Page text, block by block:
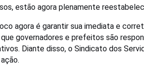
estão agora plenamente
agora é garantir sua imediata e
governadores e prefeitos são
Diante disso, o Sindicato dos